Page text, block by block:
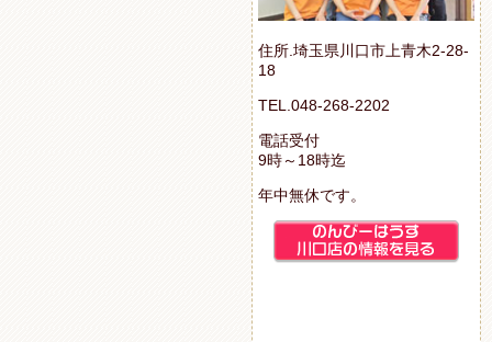
住所.埼玉県川口市上青木2-28-
18
TEL.048-268-2202
電話受付
9時～18時迄
年中無休です。